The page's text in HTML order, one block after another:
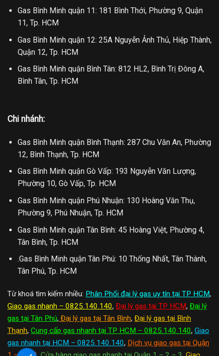
Gas Bình Minh quận 11: 181 Bình Thới, Phường 9, Quận
11, Tp. HCM
Gas Bình Minh quận 12: 25A Nguyễn Ảnh Thủ, Hiệp Thành,
Quận 12, Tp. HCM
Gas Bình Minh quận Bình Tân: 812 HL2, Bình Trị Đông A,
Bình Tân, Tp. HCM
Chi nhánh:
Gas Bình Minh quận Bình Thạnh: 287 Chu Văn An, Phường
12, Bình Thạnh, Tp. HCM
Gas Bình Minh quận Gò Vấp: 193 Nguyễn Văn Lượng,
Phường 10, Gò Vấp, Tp. HCM
Gas Bình Minh quận Phú Nhuận: 130 Hoàng Văn Thụ,
Phường 9, Phú Nhuận, Tp. HCM
Gas Bình Minh quận Tân Bình: 45 Hoàng Việt, Phường 4,
Tân Bình, Tp. HCM
.Gas Bình Minh quận Tân Phú: 10 Thống Nhất, Tân Thành,
Tân Phú, Tp. HCM
Từ khoá tìm kiếm nhiều: Phân Phối đại lý gas uy tín tại TP HCM,
Giao gas nhanh – 0825.140.140, Đại lý gas tại TP HCM, Đại lý
gas tại Tân Phú, Đại lý gas tại Tân Bình, Đại lý gas tại Bình
Thạnh, Cung cấp gas nhanh tại TP HCM – 0825.140.140, Giao
gas nhanh tại HCM – 0825.140.140, Dịch vụ giao gas tại Quận